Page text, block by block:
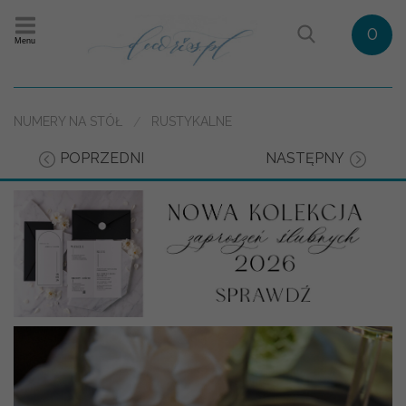
Menu 0
NUMERY NA STÓŁ RUSTYKALNE
POPRZEDNI NASTĘPNY